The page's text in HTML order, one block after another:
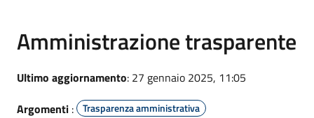
Amministrazione trasparente
Ultimo aggiornamento: 27 gennaio 2025, 11:05
Argomenti : Trasparenza amministrativa